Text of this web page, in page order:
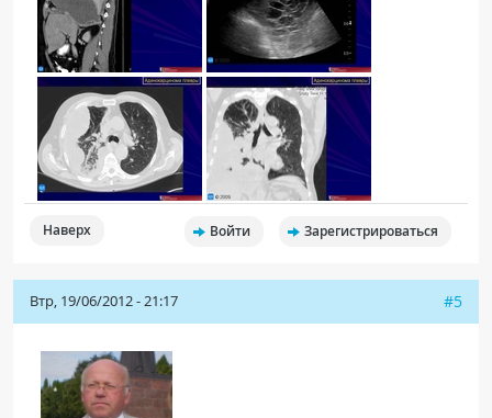
Наверх Войти Зарегистрироваться
Втр, 19/06/2012 - 21:17 #5